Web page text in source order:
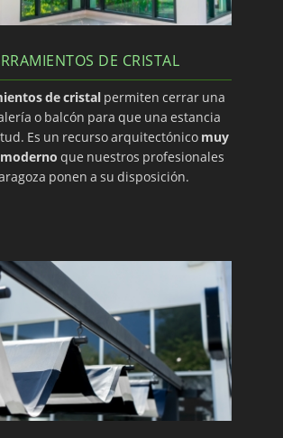
DE CRISTAL
de cristalpermiten cerrar una
o balcón para que una estancia
Es un recurso arquitectónico muy
que nuestros profesionales
ponen a su disposición.